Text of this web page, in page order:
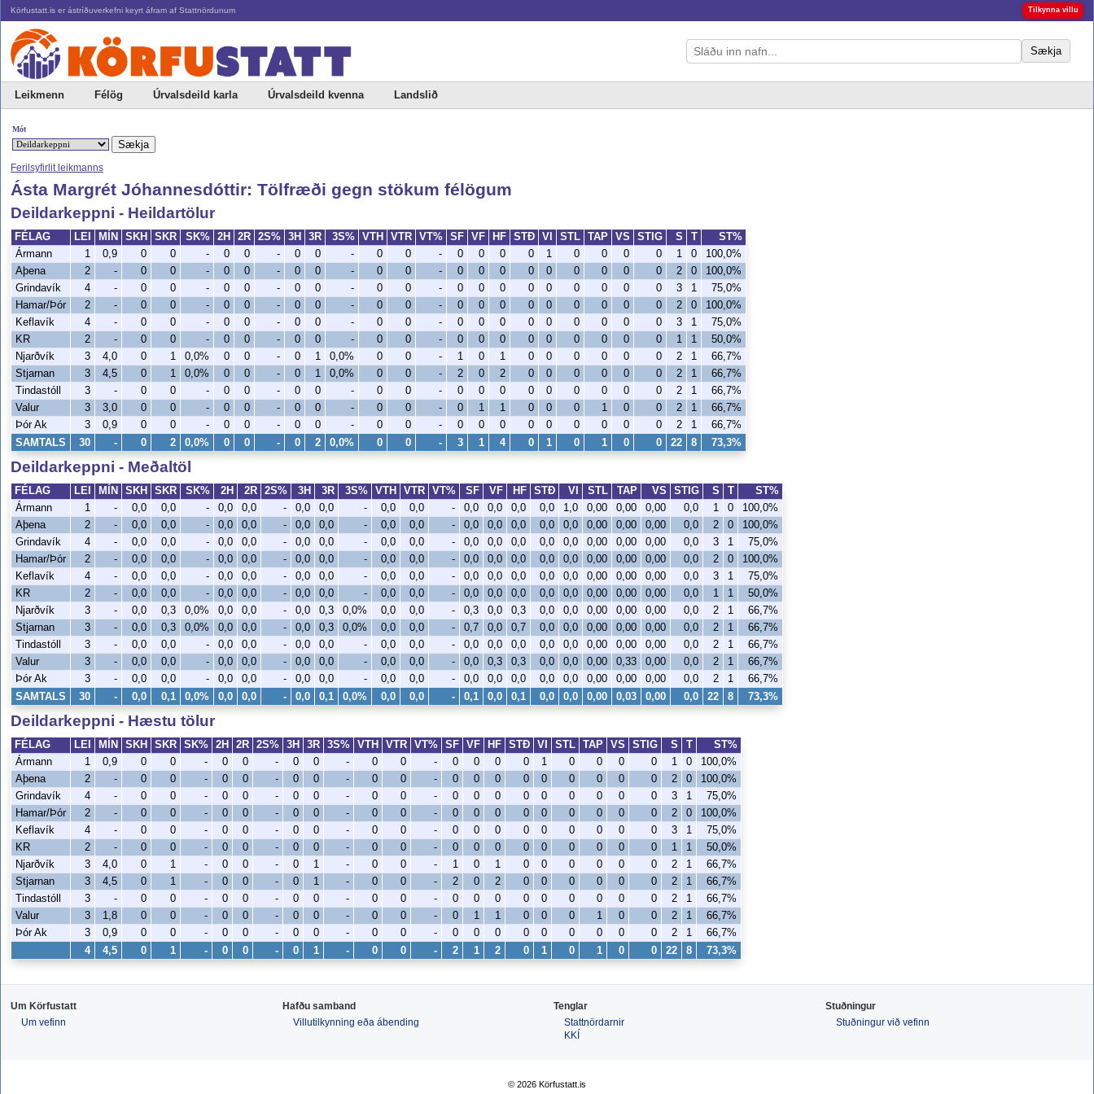
Körfustatt.is er ástríðuverkefni keyrt áfram af Stattnördunum Tilkynna villu
Sækja
Leikmenn Félög Úrvalsdeild karla Úrvalsdeild kvenna Landslið
Mót
Ferilsyfirlit leikmanns
Ásta Margrét Jóhannesdóttir: Tölfræði gegn stökum félögum
Deildarkeppni - Heildartölur
FÉLAG LEI MÍN SKH SKR SK% 2H 2R 2S% 3H 3R 3S% VTH VTR VT% SF VF HF STÐ VI STL TAP VS STIG S T
ST%
Ármann
1 0,9 0 0 - 0 0 - 0 0 - 0 0 - 0 0 0 0 1 0 0 0 0 1 0
100,0%
Aþena
2 - 0 0 - 0 0 - 0 0 - 0 0 - 0 0 0 0 0 0 0 0 0 2 0
100,0%
Grindavík
4 - 0 0 - 0 0 - 0 0 - 0 0 - 0 0 0 0 0 0 0 0 0 3 1
75,0%
Hamar/Þór
2 - 0 0 - 0 0 - 0 0 - 0 0 - 0 0 0 0 0 0 0 0 0 2 0
100,0%
Keflavík
4 - 0 0 - 0 0 - 0 0 - 0 0 - 0 0 0 0 0 0 0 0 0 3 1
75,0%
KR
2 - 0 0 - 0 0 - 0 0 - 0 0 - 0 0 0 0 0 0 0 0 0 1 1
50,0%
Njarðvík
3 4,0 0 1 0,0% 0 0 - 0 1 0,0% 0 0 - 1 0 1 0 0 0 0 0 0 2 1
66,7%
Stjarnan
3 4,5 0 1 0,0% 0 0 - 0 1 0,0% 0 0 - 2 0 2 0 0 0 0 0 0 2 1
66,7%
Tindastóll
3 - 0 0 - 0 0 - 0 0 - 0 0 - 0 0 0 0 0 0 0 0 0 2 1
66,7%
Valur
3 3,0 0 0 - 0 0 - 0 0 - 0 0 - 0 1 1 0 0 0 1 0 0 2 1
66,7%
Þór Ak
3 0,9 0 0 - 0 0 - 0 0 - 0 0 - 0 0 0 0 0 0 0 0 0 2 1 66,7%
SAMTALS 30 - 0 2 0,0% 0 0 - 0 2 0,0% 0 0 - 3 1 4 0 1 0 1 0 0 22 8 73,3%
Deildarkeppni - Meðaltöl
FÉLAG LEI MÍN SKH SKR SK% 2H 2R 2S% 3H 3R 3S% VTH VTR VT% SF VF HF STÐ VI STL TAP VS STIG S T
ST%
Ármann
1 - 0,0 0,0 - 0,0 0,0 - 0,0 0,0 - 0,0 0,0 - 0,0 0,0 0,0 0,0 1,0 0,00 0,00 0,00 0,0 1 0
100,0%
Aþena
2 - 0,0 0,0 - 0,0 0,0 - 0,0 0,0 - 0,0 0,0 - 0,0 0,0 0,0 0,0 0,0 0,00 0,00 0,00 0,0 2 0
100,0%
Grindavík
4 - 0,0 0,0 - 0,0 0,0 - 0,0 0,0 - 0,0 0,0 - 0,0 0,0 0,0 0,0 0,0 0,00 0,00 0,00 0,0 3 1
75,0%
Hamar/Þór
2 - 0,0 0,0 - 0,0 0,0 - 0,0 0,0 - 0,0 0,0 - 0,0 0,0 0,0 0,0 0,0 0,00 0,00 0,00 0,0 2 0
100,0%
Keflavík
4 - 0,0 0,0 - 0,0 0,0 - 0,0 0,0 - 0,0 0,0 - 0,0 0,0 0,0 0,0 0,0 0,00 0,00 0,00 0,0 3 1
75,0%
KR
2 - 0,0 0,0 - 0,0 0,0 - 0,0 0,0 - 0,0 0,0 - 0,0 0,0 0,0 0,0 0,0 0,00 0,00 0,00 0,0 1 1
50,0%
Njarðvík
3 - 0,0 0,3 0,0% 0,0 0,0 - 0,0 0,3 0,0% 0,0 0,0 - 0,3 0,0 0,3 0,0 0,0 0,00 0,00 0,00 0,0 2 1
66,7%
Stjarnan
3 - 0,0 0,3 0,0% 0,0 0,0 - 0,0 0,3 0,0% 0,0 0,0 - 0,7 0,0 0,7 0,0 0,0 0,00 0,00 0,00 0,0 2 1
66,7%
Tindastóll
3 - 0,0 0,0 - 0,0 0,0 - 0,0 0,0 - 0,0 0,0 - 0,0 0,0 0,0 0,0 0,0 0,00 0,00 0,00 0,0 2 1
66,7%
Valur
3 - 0,0 0,0 - 0,0 0,0 - 0,0 0,0 - 0,0 0,0 - 0,0 0,3 0,3 0,0 0,0 0,00 0,33 0,00 0,0 2 1
66,7%
Þór Ak
3 - 0,0 0,0 - 0,0 0,0 - 0,0 0,0 - 0,0 0,0 - 0,0 0,0 0,0 0,0 0,0 0,00 0,00 0,00 0,0 2 1 66,7%
SAMTALS 30 - 0,0 0,1 0,0% 0,0 0,0 - 0,0 0,1 0,0% 0,0 0,0 - 0,1 0,0 0,1 0,0 0,0 0,00 0,03 0,00 0,0 22 8 73,3%
Deildarkeppni - Hæstu tölur
FÉLAG LEI MÍN SKH SKR SK% 2H 2R 2S% 3H 3R 3S% VTH VTR VT% SF VF HF STÐ VI STL TAP VS STIG S T
ST%
Ármann
1 0,9 0 0 - 0 0 - 0 0 - 0 0 - 0 0 0 0 1 0 0 0 0 1 0
100,0%
Aþena
2 - 0 0 - 0 0 - 0 0 - 0 0 - 0 0 0 0 0 0 0 0 0 2 0
100,0%
Grindavík
4 - 0 0 - 0 0 - 0 0 - 0 0 - 0 0 0 0 0 0 0 0 0 3 1
75,0%
Hamar/Þór
2 - 0 0 - 0 0 - 0 0 - 0 0 - 0 0 0 0 0 0 0 0 0 2 0
100,0%
Keflavík
4 - 0 0 - 0 0 - 0 0 - 0 0 - 0 0 0 0 0 0 0 0 0 3 1
75,0%
KR
2 - 0 0 - 0 0 - 0 0 - 0 0 - 0 0 0 0 0 0 0 0 0 1 1
50,0%
Njarðvík
3 4,0 0 1 - 0 0 - 0 1 - 0 0 - 1 0 1 0 0 0 0 0 0 2 1
66,7%
Stjarnan
3 4,5 0 1 - 0 0 - 0 1 - 0 0 - 2 0 2 0 0 0 0 0 0 2 1
66,7%
Tindastóll
3 - 0 0 - 0 0 - 0 0 - 0 0 - 0 0 0 0 0 0 0 0 0 2 1
66,7%
Valur
3 1,8 0 0 - 0 0 - 0 0 - 0 0 - 0 1 1 0 0 0 1 0 0 2 1
66,7%
Þór Ak
3 0,9 0 0 - 0 0 - 0 0 - 0 0 - 0 0 0 0 0 0 0 0 0 2 1 66,7%
4 4,5 0 1 - 0 0 - 0 1 - 0 0 - 2 1 2 0 1 0 1 0 0 22 8 73,3%
Um Körfustatt
Um vefinn
Hafðu samband
Villutilkynning eða ábending
Tenglar
Stattnördarnir
KKÍ
Stuðningur
Stuðningur við vefinn
© 2026 Körfustatt.is